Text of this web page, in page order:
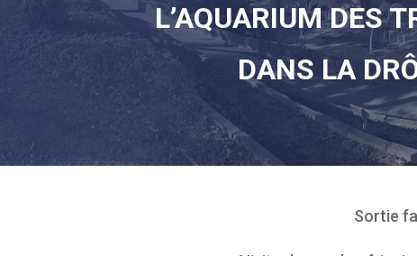
L’AQUARIUM DES
DANS LA
Sortie